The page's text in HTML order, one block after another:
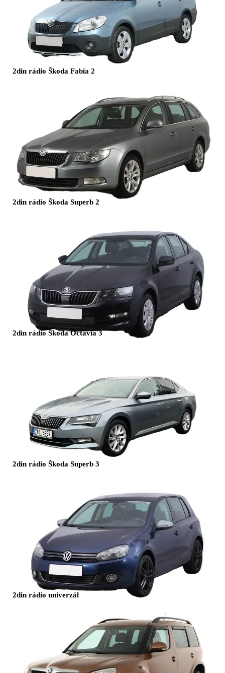
2din rádio Škoda Fabia 2
2din rádio Škoda Superb 2
2din rádio Škoda Octavia 3
2din rádio Škoda Superb 3
2din rádio univerzál